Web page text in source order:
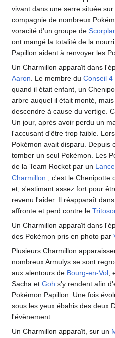
vivant dans une serre située sur
compagnie de nombreux
voracité d'un groupe de
ont mangé la totalité de la
Papillon aident à renvoyer les
Un Charmillon apparaît dans
Aaron . Le membre du Conseil 4
quand il était enfant, un
arbre auquel il était monté,
descendre à cause du vertige.
Un jour, après avoir perdu un
l'accusant d'être trop faible.
Pokémon avait disparu. Depuis
tomber un seul Pokémon. Les
de la Team Rocket par un
Charmillon ; c'est le Chenipotte
et, s'estimant assez fort pour
revenu l'aider. Il réapparaît
affronte et perd contre le
Un Charmillon apparaît dans
des Pokémon pris en photo par
Plusieurs Charmillon
nombreux Armulys se sont
aux alentours de Bourg-en-Vol
Sacha et Goh s'y rendent afin
Pokémon Papillon. Une fois
sous les yeux ébahis des deux
l'évènement.
Un Charmillon apparaît, sur un